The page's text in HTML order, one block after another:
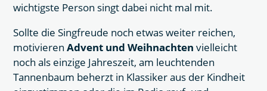
wichtigste Person singt dabei nicht mal mit.
Sollte die Singfreude noch etwas weiter reichen,
motivieren Advent und Weihnachten vielleicht
noch als einzige Jahreszeit, am leuchtenden
Tannenbaum beherzt in Klassiker aus der Kindheit